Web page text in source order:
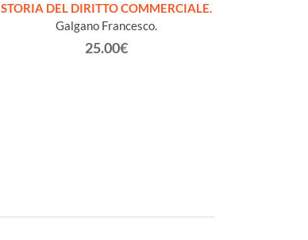
STORIA DEL DIRITTO COMMERCIALE.
Galgano Francesco.
25.00€